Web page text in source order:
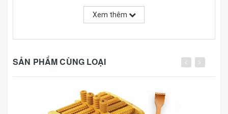
và có vệt nứt do thay đổi thời tiết (gỗ già) nên không ảnh
hưởng gì đến chất lượng (màu ngẫu nhiên)
hợp xu hướng.
👉 Cạo gió là phương pháp sử dụng bờ của những vật có
cạnh hình cung tròn và tương đối nhẵn nhụi, tác động lên
các vị trí thích hợp khác nhau trên cơ thể theo quan
Xem thêm
SẢN PHẨM CÙNG LOẠI